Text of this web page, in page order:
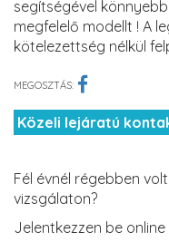
segítségével
megfelelő modellt ! A
kötelezettség nélkül
MEGOSZTÁS:
Közeli lejáratú
Fél évnél régebben
vizsgálaton?
Jelentkezzen be online